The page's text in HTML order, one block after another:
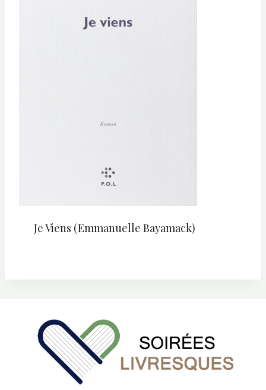
Je Viens (Emmanuelle Bayamack)